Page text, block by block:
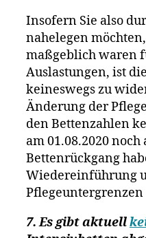
Insofern Sie also
nahelegen
maßgeblich waren
Auslastungen, ist
keineswegs zu
Änderung der
den Bettenzahlen
am 01.08.2020
Bettenrückgang
Wiedereinführung
7. Es gibt aktuell